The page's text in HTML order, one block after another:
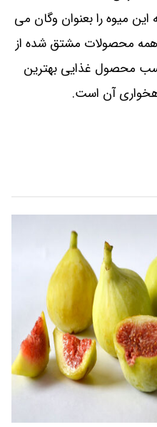
این میوه را بعنوان وگان می‌
همه محصولات مشتق شده از
محصول غذایی بهترین
آن است.